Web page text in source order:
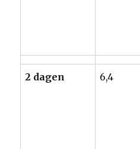
2 dagen 6,4